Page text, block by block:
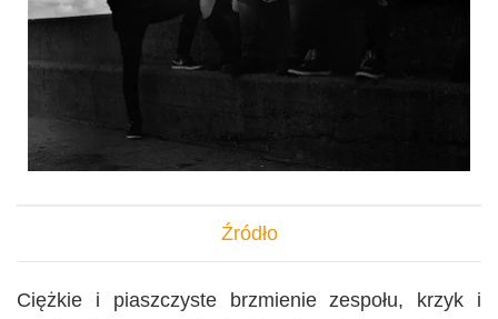
Źródło
Ciężkie i piaszczyste brzmienie zespołu, krzyk i